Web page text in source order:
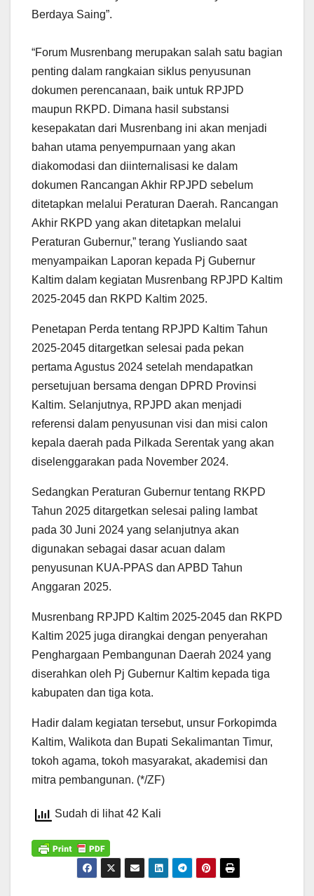
Berdaya Saing”.
“Forum Musrenbang merupakan salah satu bagian
penting dalam rangkaian siklus penyusunan
dokumen perencanaan, baik untuk RPJPD
maupun RKPD. Dimana hasil substansi
kesepakatan dari Musrenbang ini akan menjadi
bahan utama penyempurnaan yang akan
diakomodasi dan diinternalisasi ke dalam
dokumen Rancangan Akhir RPJPD sebelum
ditetapkan melalui Peraturan Daerah. Rancangan
Akhir RKPD yang akan ditetapkan melalui
Peraturan Gubernur,” terang Yusliando saat
menyampaikan Laporan kepada Pj Gubernur
Kaltim dalam kegiatan Musrenbang RPJPD Kaltim
2025-2045 dan RKPD Kaltim 2025.
Penetapan Perda tentang RPJPD Kaltim Tahun
2025-2045 ditargetkan selesai pada pekan
pertama Agustus 2024 setelah mendapatkan
persetujuan bersama dengan DPRD Provinsi
Kaltim. Selanjutnya, RPJPD akan menjadi
referensi dalam penyusunan visi dan misi calon
kepala daerah pada Pilkada Serentak yang akan
diselenggarakan pada November 2024.
Sedangkan Peraturan Gubernur tentang RKPD
Tahun 2025 ditargetkan selesai paling lambat
pada 30 Juni 2024 yang selanjutnya akan
digunakan sebagai dasar acuan dalam
penyusunan KUA-PPAS dan APBD Tahun
Anggaran 2025.
Musrenbang RPJPD Kaltim 2025-2045 dan RKPD
Kaltim 2025 juga dirangkai dengan penyerahan
Penghargaan Pembangunan Daerah 2024 yang
diserahkan oleh Pj Gubernur Kaltim kepada tiga
kabupaten dan tiga kota.
Hadir dalam kegiatan tersebut, unsur Forkopimda
Kaltim, Walikota dan Bupati Sekalimantan Timur,
tokoh agama, tokoh masyarakat, akademisi dan
mitra pembangunan. (*/ZF)
Sudah di lihat 42 Kali